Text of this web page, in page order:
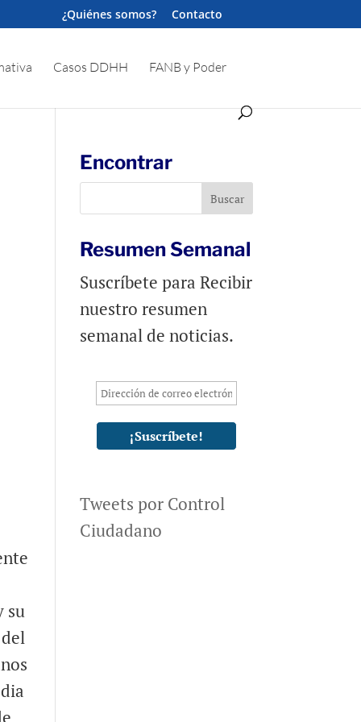
¿Quiénes somos? Contacto
Casos DDHH FANB y Poder
su
Encontrar
Resumen Semanal
Suscríbete para Recibir
nuestro resumen
semanal de noticias.
Tweets por Control
Ciudadano